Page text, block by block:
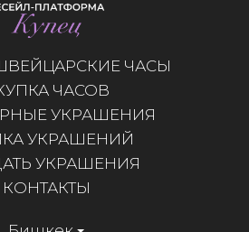
ЧАСЫ
ЧАСОВ
УКРАШЕНИЯ
УКРАШЕНИЙ
УКРАШЕНИЯ
КОНТАКТЫ